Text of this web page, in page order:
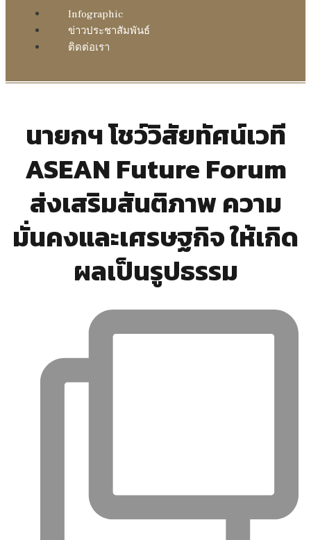
Infographic
ข่าวประชาสัมพันธ์
ติดต่อเรา
นายกฯ โชว์วิสัยทัศน์เวที
ASEAN Future Forum
ส่งเสริมสันติภาพ ความ
มั่นคงและเศรษฐกิจ ให้เกิด
ผลเป็นรูปธรรม